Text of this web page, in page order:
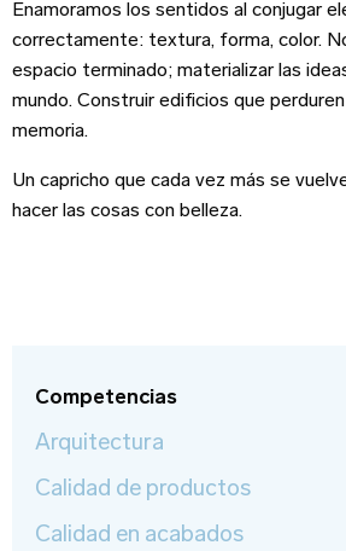
Enamoramos los sentidos al conjugar
correctamente: textura, forma, color.
espacio terminado; materializar las
mundo. Construir edificios que
memoria.
Un capricho que cada vez más se
hacer las cosas con belleza.
Competencias
Arquitectura
Calidad de productos
Calidad en acabados
Correo Electrónico*
Apellido
Teléfono
Sitio web
Contraseña